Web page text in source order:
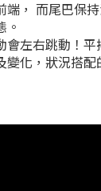
端， 而尾巴保
。
會左右跳動！ 平
變化，狀況搭